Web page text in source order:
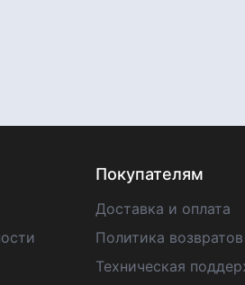
Покупателям
Доставка и оплата
Политика возвратов
Техническая